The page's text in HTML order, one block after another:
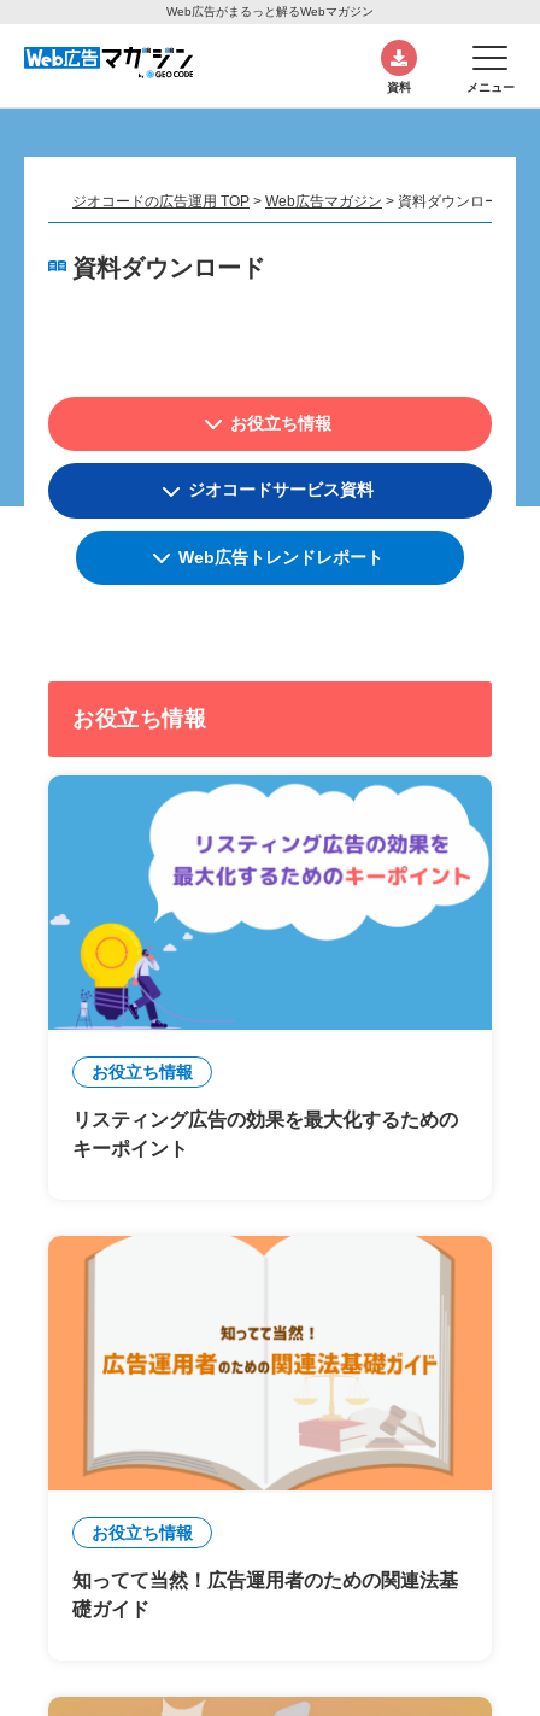
Web広告がまるっと解るWebマガジン
資料 メニュー
ジオコードの広告運用 TOP > Web広告マガジン > 資料ダウンロード
資料ダウンロード
お役立ち情報
ジオコードサービス資料
Web広告トレンドレポート
お役立ち情報
お役立ち情報
リスティング広告の効果を最大化するための
キーポイント
お役立ち情報
知ってて当然！広告運用者のための関連法基
礎ガイド